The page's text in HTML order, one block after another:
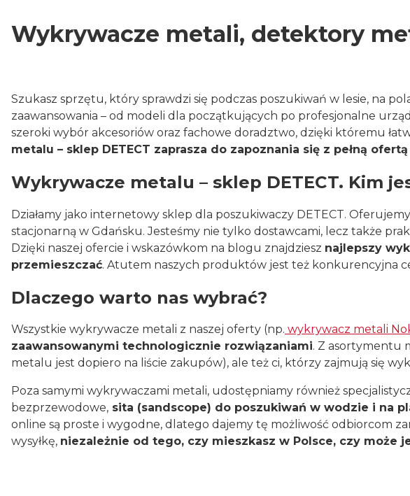
Wykrywacze metali, detektory
Szukasz sprzętu, który sprawdzi się podczas poszukiwań w lesie, na
zaawansowania – od modeli dla początkujących po profesjonalne
szeroki wybór akcesoriów oraz fachowe doradztwo, dzięki któremu
metalu – sklep DETECT zaprasza do zapoznania się z pełną ofertą
Wykrywacze metalu – sklep DETECT. Kim
Działamy jako internetowy sklep dla poszukiwaczy DETECT.
stacjonarną w Gdańsku. Jesteśmy nie tylko dostawcami, lecz także
Dzięki naszej ofercie i wskazówkom na blogu znajdziesz najlepszy
przemieszczać. Atutem naszych produktów jest też konkurencyjna
Dlaczego warto nas wybrać?
Wszystkie wykrywacze metali z naszej oferty (np. wykrywacz metali
zaawansowanymi technologicznie rozwiązaniami. Z asortymentu
metalu jest dopiero na liście zakupów), ale też ci, którzy zajmują się
Poza samymi wykrywaczami metali, udostępniamy również
bezprzewodowe, sita (sandscope) do poszukiwań w wodzie i na
online są proste i wygodne, dlatego dajemy tę możliwość odbiorcom
wysyłkę, niezależnie od tego, czy mieszkasz w Polsce, czy może